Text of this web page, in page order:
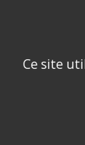
VOIR L'ITINÉRAIRE
Ce site